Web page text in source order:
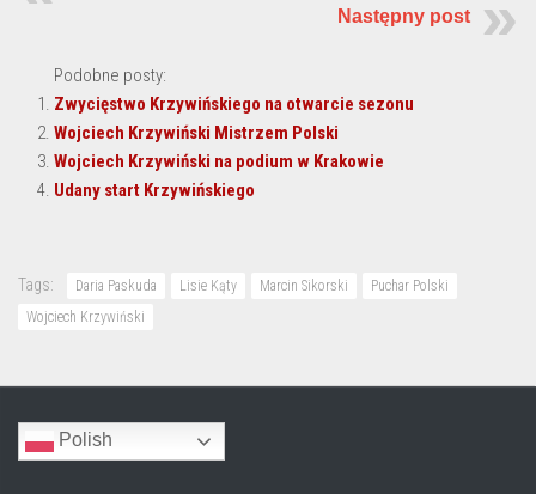
Następny post
Podobne posty:
Zwycięstwo Krzywińskiego na otwarcie sezonu
Wojciech Krzywiński Mistrzem Polski
Wojciech Krzywiński na podium w Krakowie
Udany start Krzywińskiego
Tags: Daria Paskuda Lisie Kąty Marcin Sikorski
Puchar Polski
Wojciech Krzywiński
Polish